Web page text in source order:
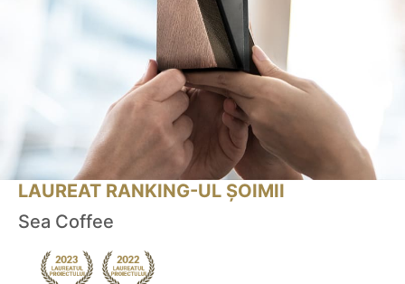
LAUREAT RANKING-UL ȘOIMII
Sea Coffee